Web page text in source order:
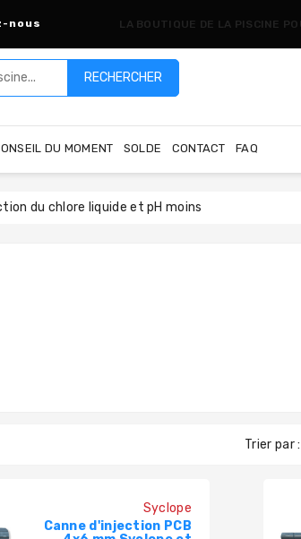
nous LA BOUTIQUE DE LA PISCINE
RECHERCHER
DU MOMENT SOLDE CONTACT FAQ
du chlore liquide et pH moins
Trier par :
Syclope
Canne d'injection PCB